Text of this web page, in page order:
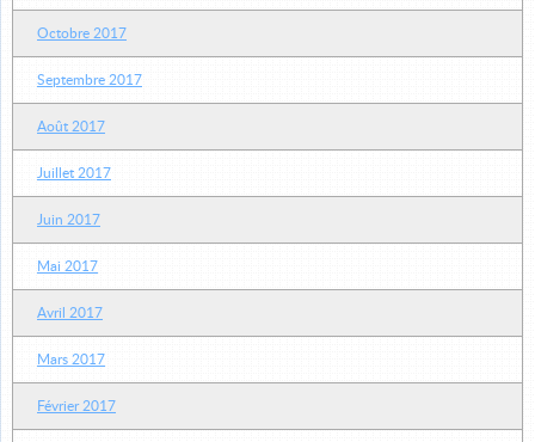
Octobre 2017
Septembre 2017
Août 2017
Juillet 2017
Juin 2017
Mai 2017
Avril 2017
Mars 2017
Février 2017